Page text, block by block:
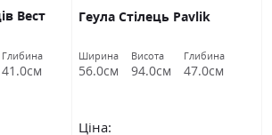
Вест
Глибина
41.0см
Геула Стілець Pavlik
Ширина
56.0см
Висота
94.0см
Глибина
47.0см
Ціна: